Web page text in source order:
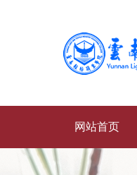
网站首页